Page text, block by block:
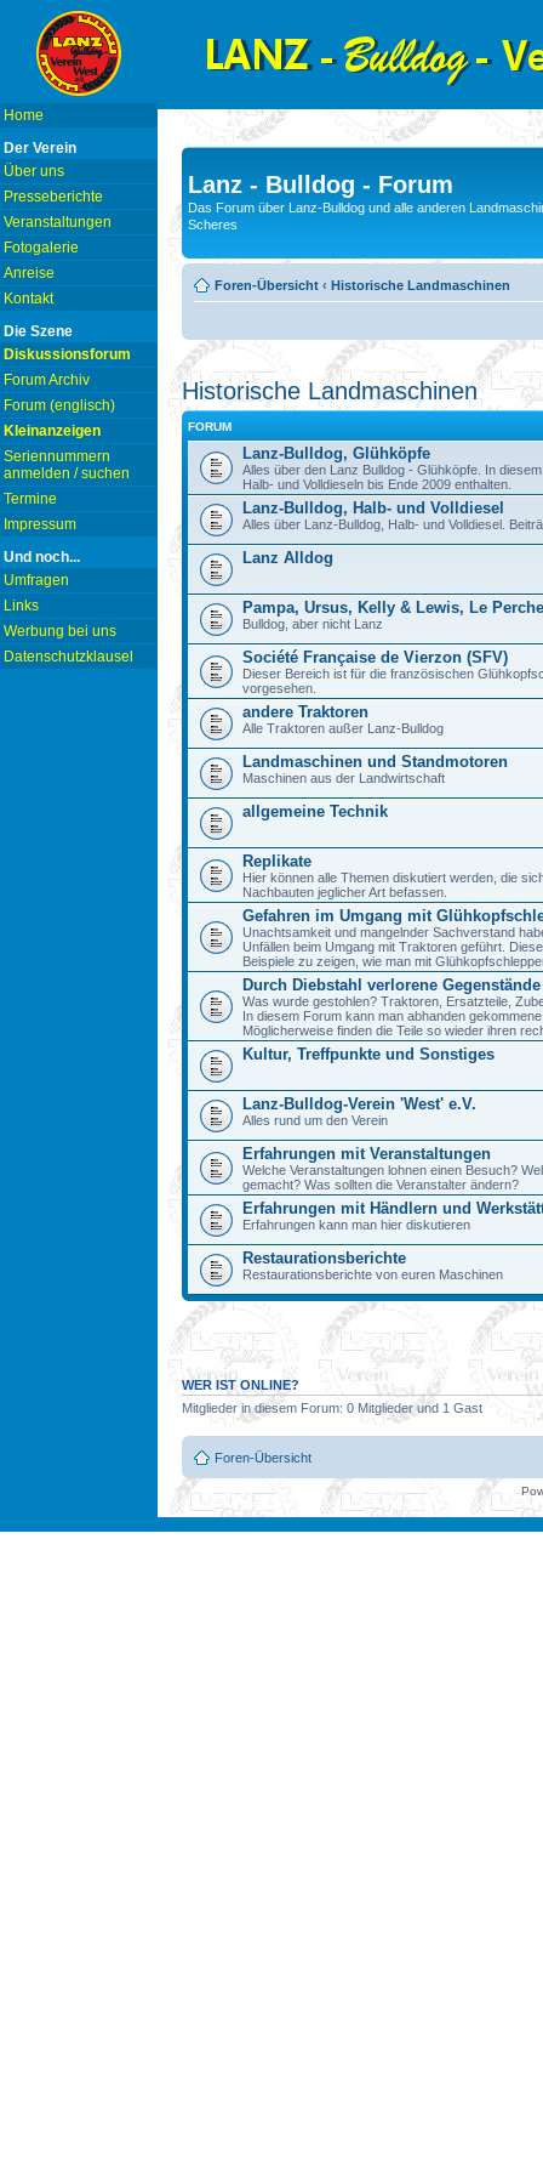
Home
Der Verein
Über uns
Presseberichte
Veranstaltungen
Fotogalerie
Anreise
Kontakt
Die Szene
Diskussionsforum
Forum Archiv
Forum (englisch)
Kleinanzeigen
Seriennummern
anmelden / suchen
Termine
Impressum
Und noch...
Umfragen
Links
Werbung bei uns
Datenschutzklausel
Lanz - Bulldog - Forum
Das Forum über Lanz-Bulldog und alle anderen
Scheres
Foren-Übersicht ‹ Historische Landmaschinen
Historische Landmaschinen
FORUM
Lanz-Bulldog, Glühköpfe
Alles über den Lanz Bulldog - Glühköpfe. In
Halb- und Volldieseln bis Ende 2009 enthalten.
Lanz-Bulldog, Halb- und Volldiesel
Alles über Lanz-Bulldog, Halb- und Volldiesel.
Lanz Alldog
Pampa, Ursus, Kelly & Lewis, Le
Bulldog, aber nicht Lanz
Société Française de Vierzon (SFV)
Dieser Bereich ist für die französischen
vorgesehen.
andere Traktoren
Alle Traktoren außer Lanz-Bulldog
Landmaschinen und Standmotoren
Maschinen aus der Landwirtschaft
allgemeine Technik
Replikate
Hier können alle Themen diskutiert werden, die
Nachbauten jeglicher Art befassen.
Gefahren im Umgang mit
Unachtsamkeit und mangelnder Sachverstand
Unfällen beim Umgang mit Traktoren geführt.
Beispiele zu zeigen, wie man mit
Durch Diebstahl verlorene Gegenstände
Was wurde gestohlen? Traktoren, Ersatzteile,
In diesem Forum kann man abhanden
Möglicherweise finden die Teile so wieder ihren
Kultur, Treffpunkte und Sonstiges
Lanz-Bulldog-Verein 'West' e.V.
Alles rund um den Verein
Erfahrungen mit Veranstaltungen
Welche Veranstaltungen lohnen einen Besuch?
gemacht? Was sollten die Veranstalter ändern?
Erfahrungen mit Händlern und
Erfahrungen kann man hier diskutieren
Restaurationsberichte
Restaurationsberichte von euren Maschinen
WER IST ONLINE?
Mitglieder in diesem Forum: 0 Mitglieder und 1 Gast
Foren-Übersicht